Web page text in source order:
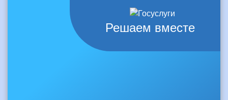
Решаем вместе